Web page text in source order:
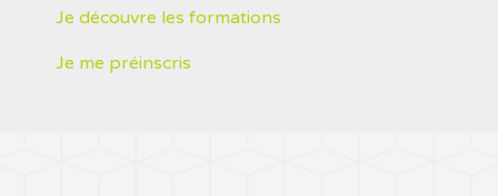
Je découvre les formations
Je me préinscris